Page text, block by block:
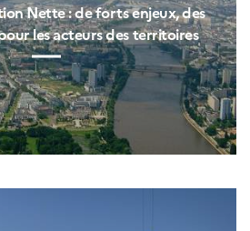
Nette : de forts enjeux, des
les acteurs des territoires